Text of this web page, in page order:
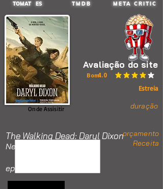
TOMAT ES TMDB META CRITIC
Avaliação do site
4.0
classificação média é
Bom
Estreia
duração
orçamento
Receita
Onde Assisitir
The Walking Dead: Daryl Dixon
Nenhum item.
ep